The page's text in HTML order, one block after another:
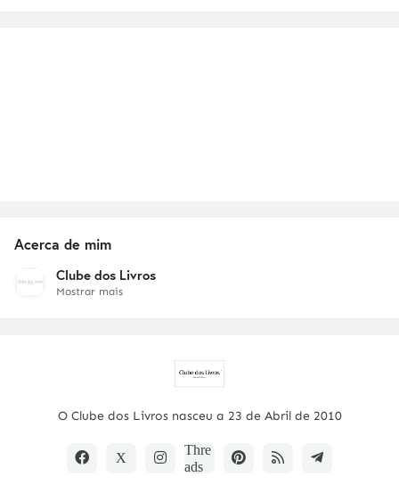
Acerca de mim
Clube dos Livros
Mostrar mais
O Clube dos Livros nasceu a 23 de Abril de 2010